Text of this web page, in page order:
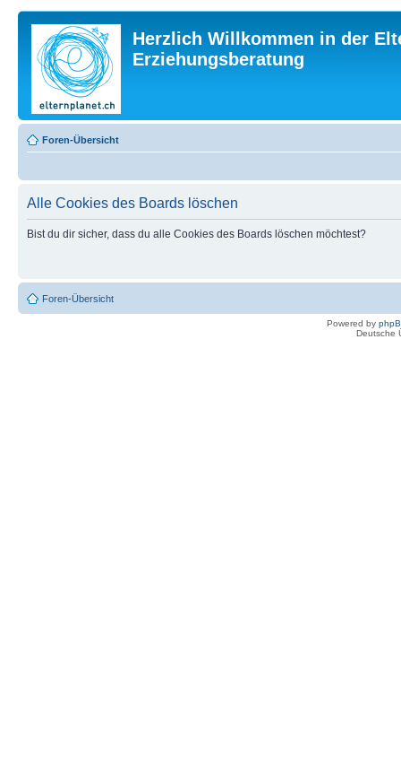
Herzlich Willkommen in der
Erziehungsberatung
Foren-Übersicht
Alle Cookies des Boards löschen
Bist du dir sicher, dass du alle Cookies des Boards löschen möchtest?
Foren-Übersicht
Powered by
Deutsche